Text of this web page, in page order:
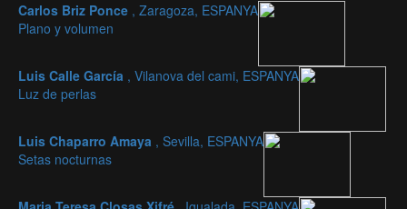
Carlos Briz Ponce , Zaragoza, ESPANYA
Plano y volumen
Luis Calle García , Vilanova del cami, ESPANYA
Luz de perlas
Luis Chaparro Amaya , Sevilla, ESPANYA
Setas nocturnas